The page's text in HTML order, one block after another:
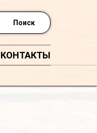
Поиск
КОНТАКТЫ